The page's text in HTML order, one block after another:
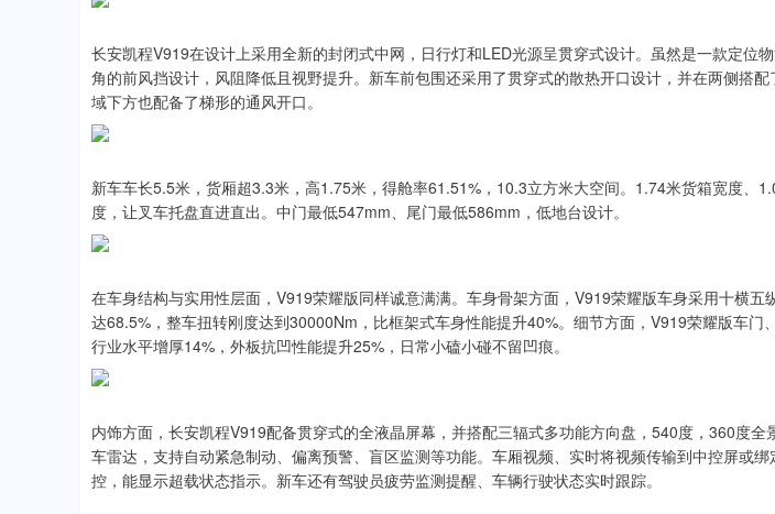
长安凯程V919在设计上采用全新的封闭式中网，日行灯和LED光源呈贯穿式设计。虽然是一款定位
角的前风挡设计，风阻降低且视野提升。新车前包围还采用了贯穿式的散热开口设计，并在两侧搭
域下方也配备了梯形的通风开口。
新车车长5.5米，货厢超3.3米，高1.75米，得舱率61.51%，10.3立方米大空间。1.74米货箱宽度、
度，让叉车托盘直进直出。中门最低547mm、尾门最低586mm，低地台设计。
在车身结构与实用性层面，V919荣耀版同样诚意满满。车身骨架方面，V919荣耀版车身采用十横五
达68.5%，整车扭转刚度达到30000Nm，比框架式车身性能提升40%。细节方面，V919荣耀版车门
行业水平增厚14%，外板抗凹性能提升25%，日常小磕小碰不留凹痕。
内饰方面，长安凯程V919配备贯穿式的全液晶屏幕，并搭配三辐式多功能方向盘，540度，360度全
车雷达，支持自动紧急制动、偏离预警、盲区监测等功能。车厢视频、实时将视频传输到中控屏或
控，能显示超载状态指示。新车还有驾驶员疲劳监测提醒、车辆行驶状态实时跟踪。